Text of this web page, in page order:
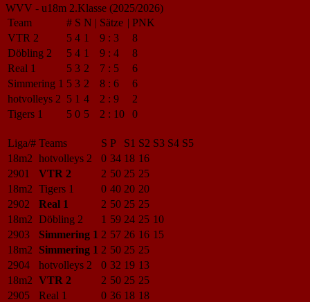
WVV - u18m 2.Klasse (2025/2026)
Team
# S N | Sätze | PNK
VTR 2
5 4 1 9 : 3
8
Döbling 2
5 4 1 9 : 4
8
Real 1
5 3 2 7 : 5
6
Simmering 1 5 3 2 8 : 6
6
hotvolleys 2 5 1 4 2 : 9
2
Tigers 1
5 0 5 2 : 10 0
Liga/# Teams S P S1 S2 S3 S4 S5
18m2 hotvolleys 2 0 34 18 16
2901
VTR 2 2 50 25 25
18m2 Tigers 1 0 40 20 20
2902
Real 1 2 50 25 25
18m2 Döbling 2 1 59 24 25 10
2903
Simmering 1 2 57 26 16 15
18m2
Simmering 1 2 50 25 25
2904
hotvolleys 2 0 32 19 13
18m2 VTR 2 2 50 25 25
2905
Real 1 0 36 18 18